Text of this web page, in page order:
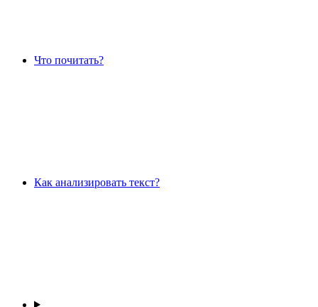
Что почитать?
Как анализировать текст?